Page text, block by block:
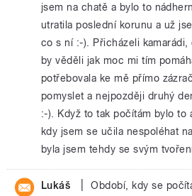
jsem na chatě a bylo to
utratila poslední korunu a už
co s ní :-). Přicházeli
by věděli jak moc mi tím
potřebovala ke mě přímo
pomyslet a nejpozději druhý
:-). Když to tak počítám bylo to
kdy jsem se učila nespoléhat
byla jsem tehdy se svým
Lukáš
Období, kdy se